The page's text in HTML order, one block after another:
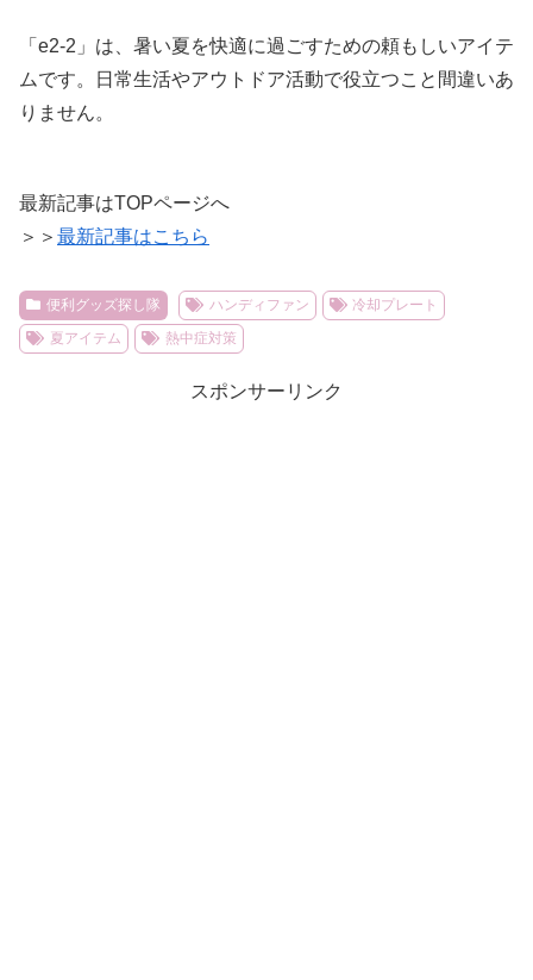
「e2-2」は、暑い夏を快適に過ごすための頼もしいアイテ
ムです。日常生活やアウトドア活動で役立つこと間違いあ
りません。
最新記事はTOPページへ
＞＞ 最新記事はこちら
便利グッズ探し隊 ハンディファン
冷却プレート
夏アイテム
熱中症対策
スポンサーリンク